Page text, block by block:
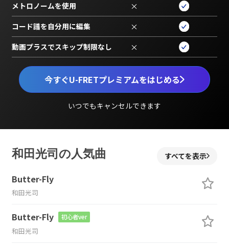
今すぐU-FRETプレミアムをはじめる
いつでもキャンセルできます
メトロノームを使用 ×
コード譜を自分用に編集 ×
動画プラスでスキップ制限なし ×
和田光司の人気曲 すべてを表示
Butter-Fly
和田光司
Butter-Fly 初心者ver
和田光司